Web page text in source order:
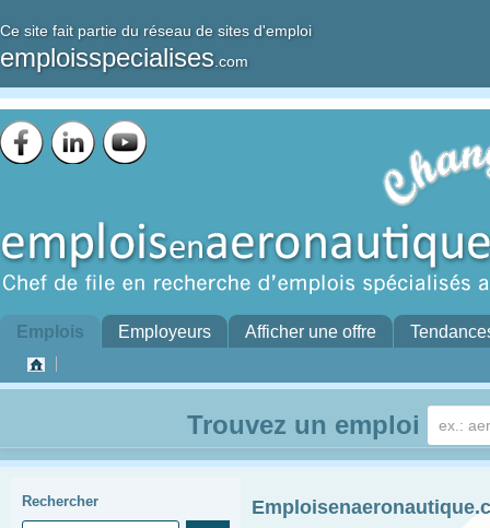
Ce site fait partie du réseau de sites d'emploi
emploisspecialises .com
Emplois Employeurs Afficher une offre
Trouvez un emploi
Rechercher